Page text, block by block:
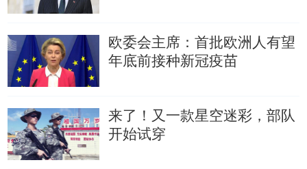
欧委会主席：首批欧洲人有望
年底前接种新冠疫苗
来了！又一款星空迷彩，部队
开始试穿